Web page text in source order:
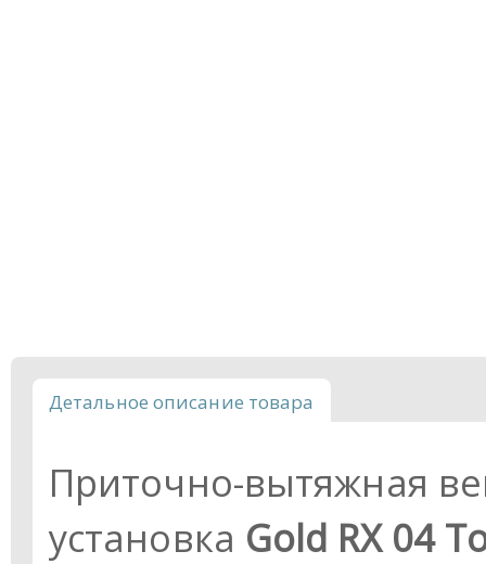
Детальное описание товара
Приточно-вытяжная
установка Gold RX 04